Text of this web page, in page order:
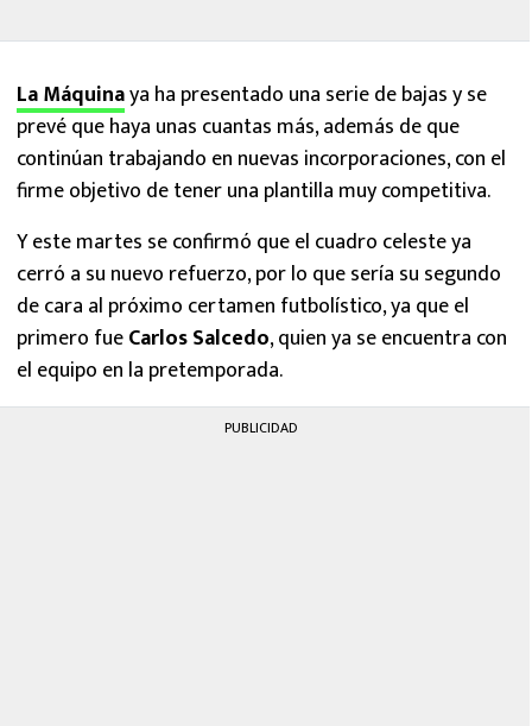
La Máquinaya ha presentado una serie de bajas y se
prevé que haya unas cuantas más, además de que
continúan trabajando en nuevas incorporaciones, con el
firme objetivo de tener una plantilla muy competitiva.
Y este martes se confirmó que el cuadro celeste ya
cerró a su nuevo refuerzo, por lo que sería su segundo
de cara al próximo certamen futbolístico, ya que el
primero fueCarlos Salcedo, quien ya se encuentra con
el equipo en la pretemporada.
PUBLICIDAD